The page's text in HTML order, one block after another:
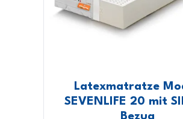
Latexmatratze
SEVENLIFE 20 mit
Bezug